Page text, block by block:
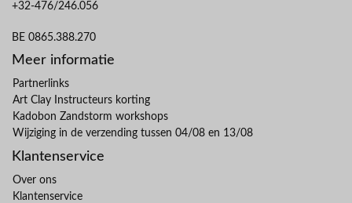
+32-476/246.056
BE 0865.388.270
Meer informatie
Partnerlinks
Art Clay Instructeurs korting
Kadobon Zandstorm workshops
Wijziging in de verzending tussen 04/08 en 13/08
Klantenservice
Over ons
Klantenservice